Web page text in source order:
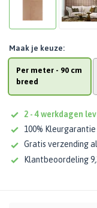
Per meter - 90 cm
breed
Maak je keuze:
2 - 4 werkdagen
100% Kleurgarantie
Gratis verzending
Klantbeoordeling